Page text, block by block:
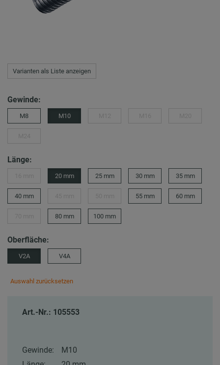
Varianten als Liste anzeigen
Gewinde:
M8 M10
Länge:
20 mm 25 mm 30 mm 35 mm
40 mm 55 mm 60 mm
80 mm 100 mm
Oberfläche:
V2A V4A
Auswahl zurücksetzen
Art.-Nr.: 105553
Gewinde:
M10